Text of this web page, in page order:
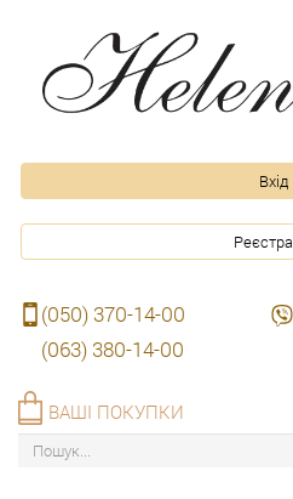
Вхід
(050) 370-14-00
(063) 380-14-00
ВАШІ ПОКУПКИ